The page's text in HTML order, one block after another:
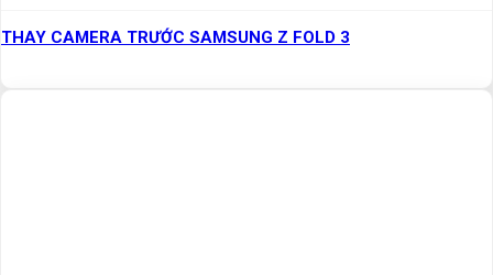
THAY CAMERA TRƯỚC SAMSUNG Z FOLD 3